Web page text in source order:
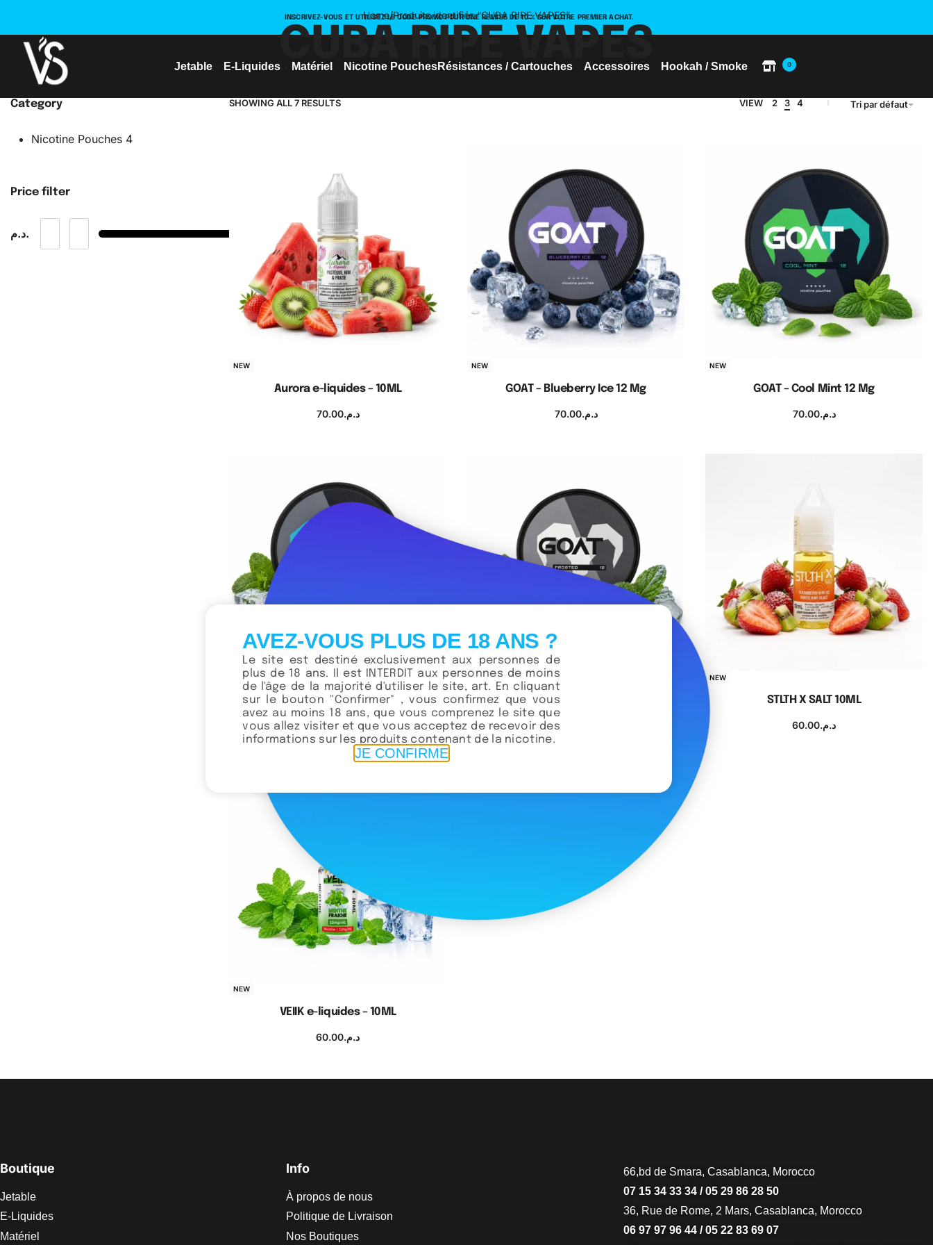
INSCRIVEZ-VOUS ET UTILISEZ LE CODE PROMO POUR UNE REMISE DE 10 % SUR VOTRE PREMIER ACHAT.
Jetable E-Liquides Matériel Nicotine PouchesRésistances / Cartouches Accessoires Hookah / Smoke 0
Home/Produits identifiés “CUBA RIPE VAPES”
CUBA RIPE VAPES
Category
Nicotine Pouches 4
Price filter
د.م.
SHOWING ALL 7 RESULTS VIEW 2 3 4 Tri par défaut
NEW
Aurora e-liquides – 10ML
د.م.70.00
NEW
GOAT – Blueberry Ice 12 Mg
د.م.70.00
NEW
GOAT – Cool Mint 12 Mg
د.م.70.00
NEW
GOAT – Crystal Ice 12 Mg
د.م.70.00
Ajouter au panier
NEW
GOAT – Frosted 12 Mg
70.00
Ajouter au panier
NEW
STLTH X SALT 10ML
د.م.60.00
NEW
VEIIK e-liquides – 10ML
د.م.60.00
Boutique
Jetable
E-Liquides
Matériel
Info
À propos de nous
Politique de Livraison
Nos Boutiques
66,bd de Smara, Casablanca, Morocco
07 15 34 33 34 / 05 29 86 28 50
36, Rue de Rome, 2 Mars, Casablanca, Morocco
06 97 97 96 44 / 05 22 83 69 07
AVEZ-VOUS PLUS DE 18 ANS ?
Le site est destiné exclusivement aux personnes de
plus de 18 ans. Il est INTERDIT aux personnes de moins
de l'âge de la majorité d'utiliser le site, art. En cliquant
sur le bouton "Confirmer" , vous confirmez que vous
avez au moins 18 ans, que vous comprenez le site que
vous allez visiter et que vous acceptez de recevoir des
informations sur les produits contenant de la nicotine.
JE CONFIRME